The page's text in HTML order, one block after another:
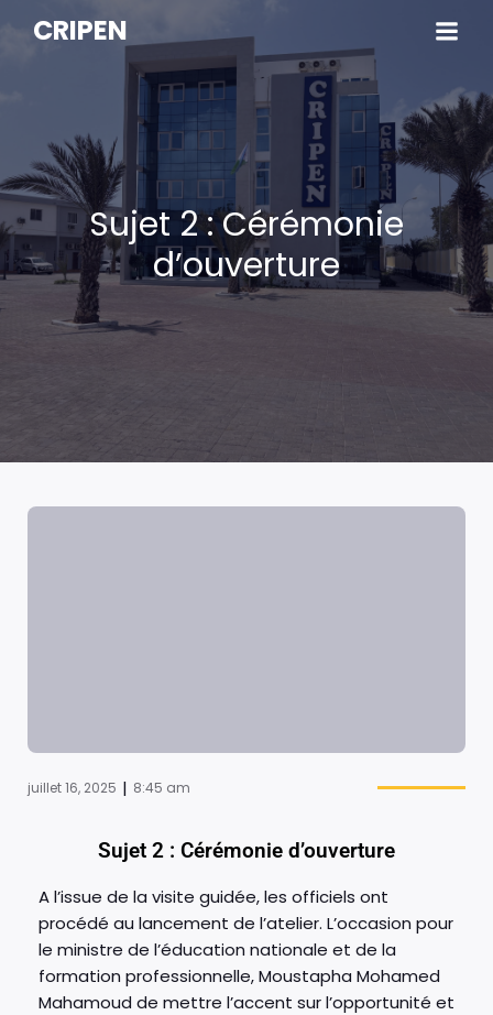
CRIPEN
Sujet 2 : Cérémonie
d’ouverture
juillet 16, 2025 | 8:45 am
Sujet 2 : Cérémonie d’ouverture
A l’issue de la visite guidée, les officiels ont
procédé au lancement de l’atelier. L’occasion pour
le ministre de l’éducation nationale et de la
formation professionnelle, Moustapha Mohamed
Mahamoud de mettre l’accent sur l’opportunité et